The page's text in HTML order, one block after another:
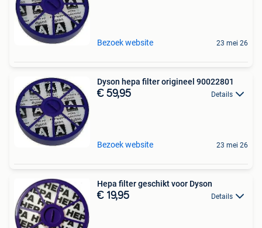
Bezoek website 23 mei 26
Dyson hepa filter origineel 90022801
€ 59,95 Details
Bezoek website 23 mei 26
Hepa filter geschikt voor Dyson
€ 19,95 Details